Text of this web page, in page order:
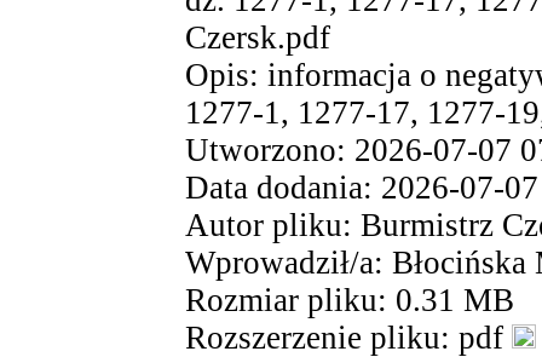
Czersk.pdf
Opis: informacja o
1277-1, 1277-17, 1277-
Utworzono: 2026-07-07
Data dodania: 2026-07-
Autor pliku: Burmistrz
Wprowadził/a: Błocińska
Rozmiar pliku: 0.31 MB
Rozszerzenie pliku: pdf